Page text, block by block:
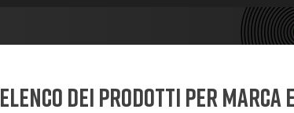
Elenco dei prodotti per marca